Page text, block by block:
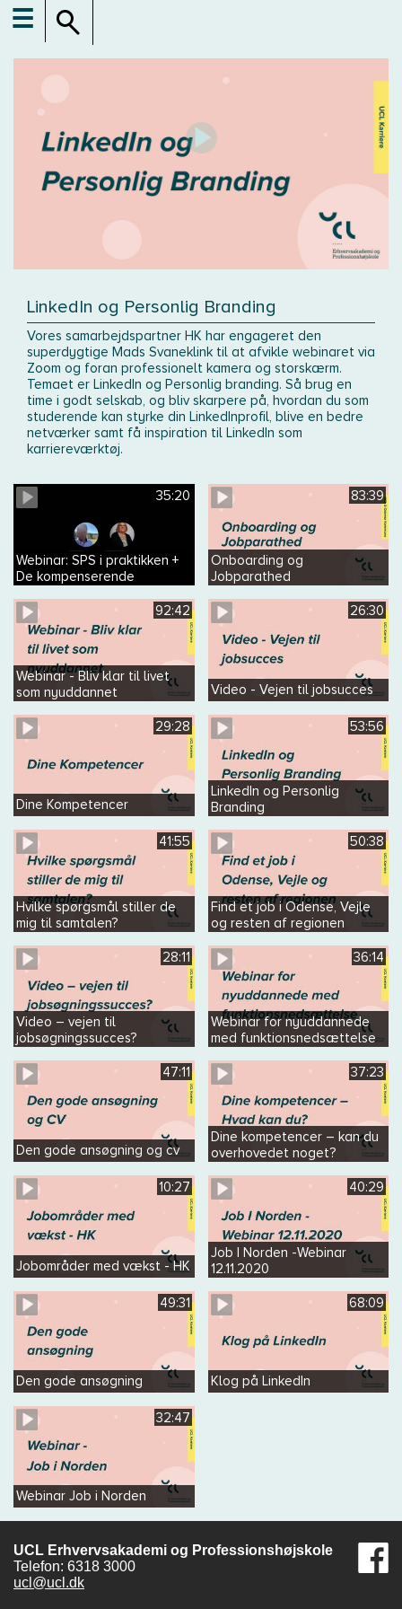
☰
LinkedIn og Personlig Branding
Vores samarbejdspartner HK har engageret den
superdygtige Mads Svaneklink til at afvikle webinaret via
Zoom og foran professionelt kamera og storskærm.
Temaet er LinkedIn og Personlig branding. Så brug en
time i godt selskab, og bliv skarpere på, hvordan du som
studerende kan styrke din LinkedInprofil, blive en bedre
netværker samt få inspiration til LinkedIn som
karriereværktøj.
35:20
Webinar: SPS i praktikken +
De kompenserende
83:39
Onboarding og
Jobparathed
92:42
Webinar - Bliv klar til livet
som nyuddannet
26:30
Video - Vejen til jobsucces
29:28
Dine Kompetencer
53:56
LinkedIn og Personlig
Branding
41:55
Hvilke spørgsmål stiller de
mig til samtalen?
50:38
Find et job i Odense, Vejle
og resten af regionen
28:11
Video – vejen til
jobsøgningssucces?
36:14
Webinar for nyuddannede
med funktionsnedsættelse
47:11
Den gode ansøgning og cv
37:23
Dine kompetencer – kan du
overhovedet noget?
10:27
Jobområder med vækst - HK
40:29
Job I Norden -Webinar
12.11.2020
49:31
Den gode ansøgning
68:09
Klog på LinkedIn
32:47
Webinar Job i Norden
UCL Erhvervsakademi og Professionshøjskole
Telefon: 6318 3000
ucl@ucl.dk